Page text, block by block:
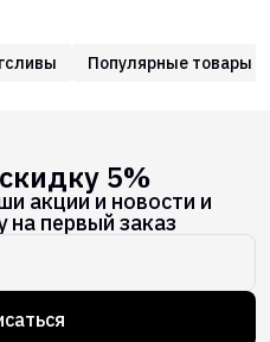
Популярные товары
5%
акции и новости и
на первый заказ